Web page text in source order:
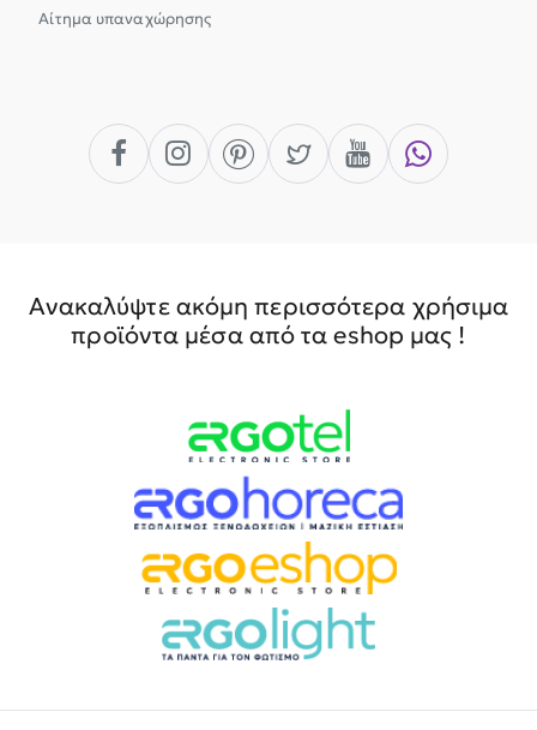
Αίτημα υπαναχώρησης
Ανακαλύψτε ακόμη περισσότερα χρήσιμα
προϊόντα μέσα από τα eshop μας !